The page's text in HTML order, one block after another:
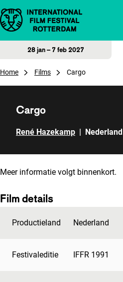
Direct naar inhoud
28 jan – 7 feb 2027
Home Films Cargo
Cargo
René Hazekamp | Nederland
Meer informatie volgt binnenkort.
Film details
Productieland Nederland
Festivaleditie IFFR 1991